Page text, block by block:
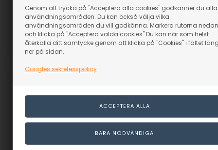
Genom att trycka på "Acceptera alla cookies" godkänner du alla
användningsområden. Du kan också välja vilka
användningsområden du vill godkänna. Markera rutorna nedan
och klicka på "Acceptera valda cookies".Du kan när som helst
återkalla ditt samtycke genom att klicka på "Cookies" i fältet
ner på sidan.
Googles sekretesspolicy
(inkl. moms)
Eventuellt leveranskostnader
Artikelnummer: 28605
(inkl. moms)
Eventuellt leveranskostnader